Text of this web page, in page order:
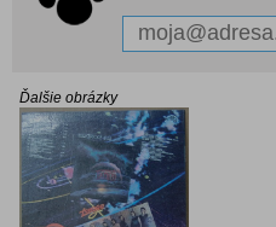
Ďalšie obrázky